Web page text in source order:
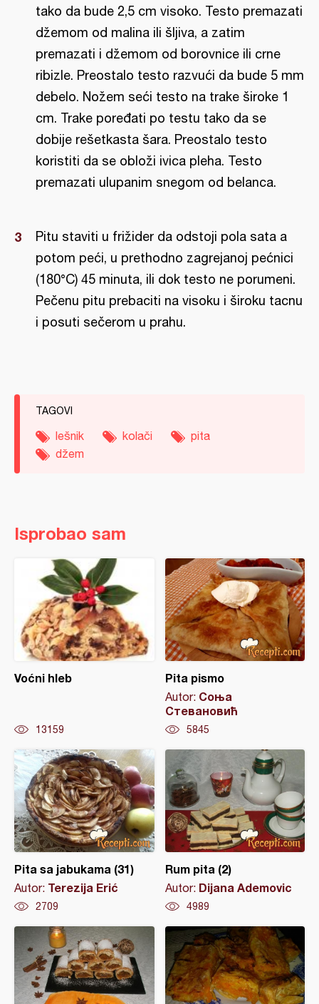
tako da bude 2,5 cm visoko. Testo premazati
džemom od malina ili šljiva, a zatim
premazati i džemom od borovnice ili crne
ribizle. Preostalo testo razvući da bude 5 mm
debelo. Nožem seći testo na trake široke 1
cm. Trake poređati po testu tako da se
dobije rešetkasta šara. Preostalo testo
koristiti da se obloži ivica pleha. Testo
premazati ulupanim snegom od belanca.
Pitu staviti u frižider da odstoji pola sata a
potom peći, u prethodno zagrejanoj pećnici
(180°C) 45 minuta, ili dok testo ne porumeni.
Pečenu pitu prebaciti na visoku i široku tacnu
i posuti sečerom u prahu.
TAGOVI
lešnik kolači
pita
džem
Isprobao sam
Voćni hleb
13159
Pita pismo
Autor: Соња
Стевановић
5845
Pita sa jabukama (31)
Autor: Terezija Erić
2709
Rum pita (2)
Autor: Dijana Ademovic
4989